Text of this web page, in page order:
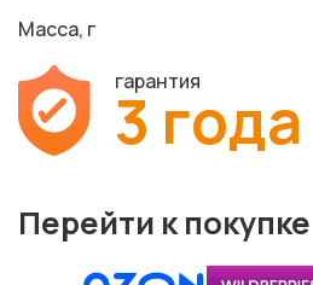
Масса, г
гарантия
3 года
Перейти к покупке